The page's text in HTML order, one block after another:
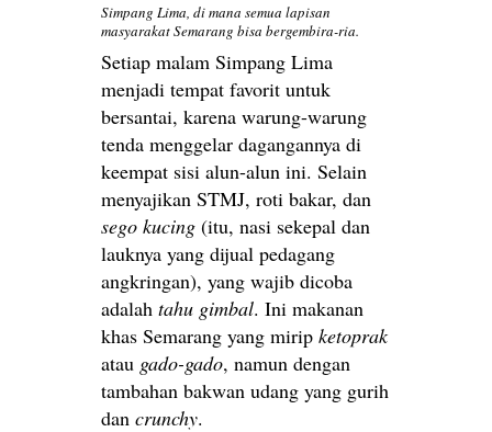
Simpang Lima, di mana semua lapisan
masyarakat Semarang bisa bergembira-ria.
Setiap malam Simpang Lima
menjadi tempat favorit untuk
bersantai, karena warung-warung
tenda menggelar dagangannya di
keempat sisi alun-alun ini. Selain
menyajikan STMJ, roti bakar, dan
sego kucing (itu, nasi sekepal dan
lauknya yang dijual pedagang
angkringan), yang wajib dicoba
adalah tahu gimbal. Ini makanan
khas Semarang yang mirip ketoprak
atau gado-gado, namun dengan
tambahan bakwan udang yang gurih
dan crunchy.